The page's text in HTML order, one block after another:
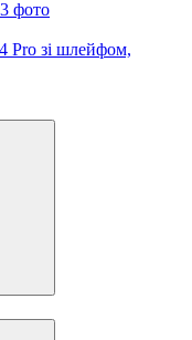
Pro зі шлейфом,